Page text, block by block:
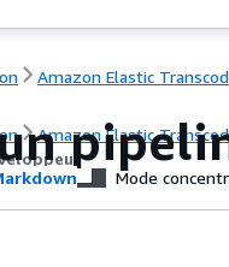
Amazon Elastic
Amazon Elastic
Mode